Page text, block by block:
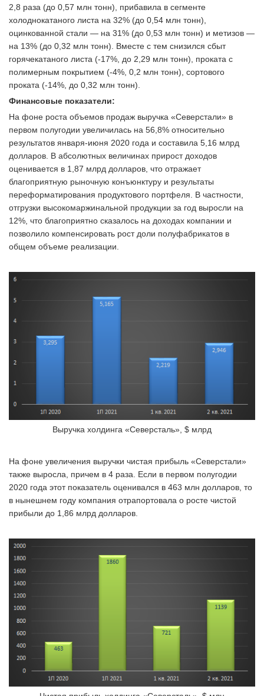
2,8 раза (до 0,57 млн тонн), прибавила в сегменте
холоднокатаного листа на 32% (до 0,54 млн тонн),
оцинкованной стали — на 31% (до 0,53 млн тонн) и метизов —
на 13% (до 0,32 млн тонн). Вместе с тем снизился сбыт
горячекатаного листа (-17%, до 2,29 млн тонн), проката с
полимерным покрытием (-4%, 0,2 млн тонн), сортового
проката (-14%, до 0,32 млн тонн).
Финансовые показатели:
На фоне роста объемов продаж выручка «Северстали» в
первом полугодии увеличилась на 56,8% относительно
результатов января-июня 2020 года и составила 5,16 млрд
долларов. В абсолютных величинах прирост доходов
оценивается в 1,87 млрд долларов, что отражает
благоприятную рыночную конъюнктуру и результаты
переформатирования продуктового портфеля. В частности,
отгрузки высокомаржинальной продукции за год выросли на
12%, что благоприятно сказалось на доходах компании и
позволило компенсировать рост доли полуфабрикатов в
общем объеме реализации.
Выручка холдинга «Северсталь», $ млрд
На фоне увеличения выручки чистая прибыль «Северстали»
также выросла, причем в 4 раза. Если в первом полугодии
2020 года этот показатель оценивался в 463 млн долларов, то
в нынешнем году компания отрапортовала о росте чистой
прибыли до 1,86 млрд долларов.